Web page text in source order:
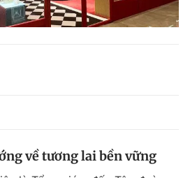
về tương lai bền vững